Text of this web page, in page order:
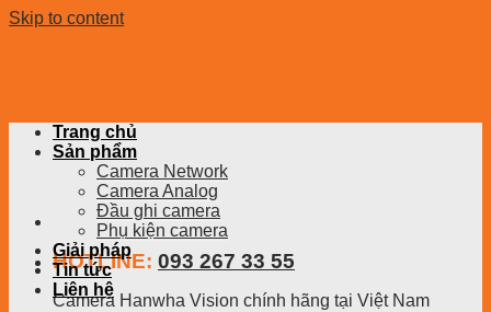
Skip to content
HOTLINE: 093 267 33 55
Camera Hanwha Vision chính hãng tại Việt Nam
Trang chủ
Sản phẩm
Camera Network
Camera Analog
Đầu ghi camera
Phụ kiện camera
Giải pháp
Tin tức
Liên hệ